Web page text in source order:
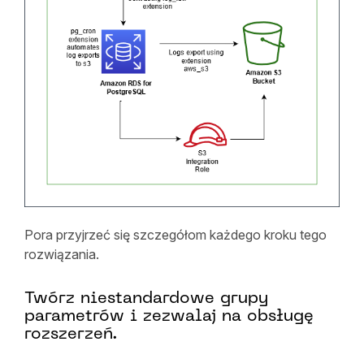
Pora przyjrzeć się szczegółom każdego kroku tego
rozwiązania.
Twórz niestandardowe grupy
parametrów i zezwalaj na obsługę
rozszerzeń.